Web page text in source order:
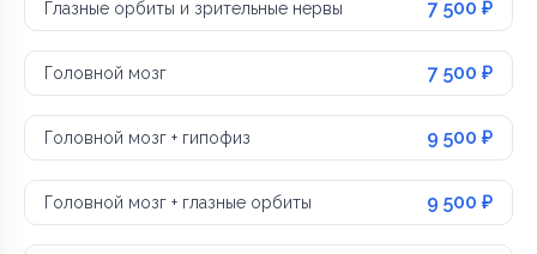
Глазные орбиты и зрительные нервы 7 500 ₽
Головной мозг 7 500 ₽
Головной мозг + гипофиз 9 500 ₽
Головной мозг + глазные орбиты 9 500 ₽